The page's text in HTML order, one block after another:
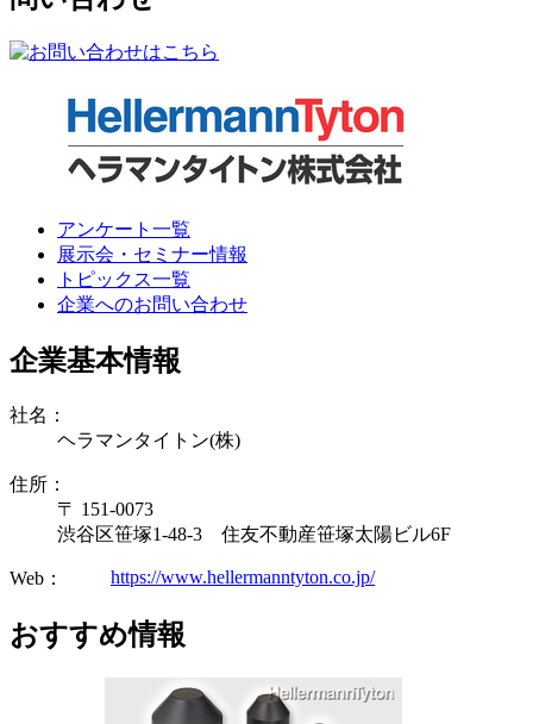
アンケート一覧
展示会・セミナー情報
トピックス一覧
企業へのお問い合わせ
企業基本情報
社名：
ヘラマンタイトン(株)
住所：
〒 151-0073
渋谷区笹塚1-48-3 住友不動産笹塚太陽ビル6F
Web： https://www.hellermanntyton.co.jp/
おすすめ情報